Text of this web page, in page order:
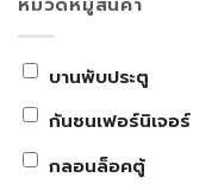
บานพับประตู
กันชนเฟอร์นิเจอร์
กลอนล็อคตู้